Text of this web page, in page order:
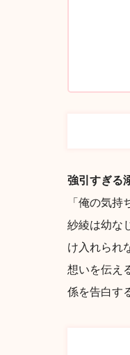
強引すぎる
「俺の気
紗綾は幼な
け入れられ
想いを伝え
係を告白す